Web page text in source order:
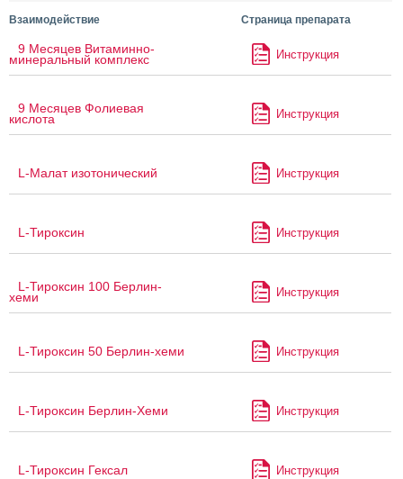
Взаимодействие Страница препарата
9 Месяцев Витаминно-
минеральный комплекс Инструкция
9 Месяцев Фолиевая
кислота Инструкция
L-Малат изотонический Инструкция
L-Тироксин Инструкция
L-Тироксин 100 Берлин-
хеми Инструкция
L-Тироксин 50 Берлин-хеми Инструкция
L-Тироксин Берлин-Хеми Инструкция
L-Тироксин Гексал Инструкция